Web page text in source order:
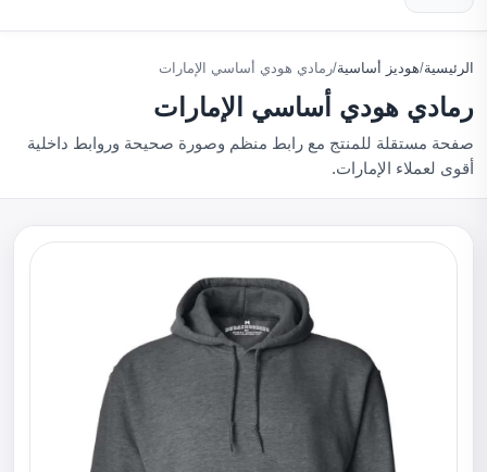
الرئيسية/هوديز أساسية/رمادي هودي أساسي الإمارات
رمادي هودي أساسي الإمارات
صفحة مستقلة للمنتج مع رابط منظم وصورة صحيحة وروابط داخلية
أقوى لعملاء الإمارات.